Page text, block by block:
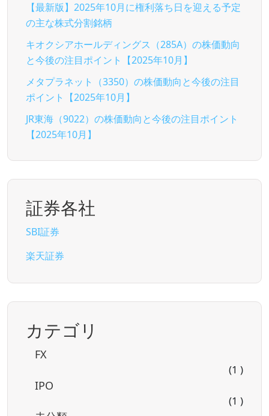
【最新版】2025年10月に権利落ち日を迎える予定
の主な株式分割銘柄
キオクシアホールディングス（285A）の株価動向
と今後の注目ポイント【2025年10月】
メタプラネット（3350）の株価動向と今後の注目
ポイント【2025年10月】
JR東海（9022）の株価動向と今後の注目ポイント
【2025年10月】
証券各社
SBI証券
楽天証券
カテゴリ
FX
(1 )
IPO
(1 )